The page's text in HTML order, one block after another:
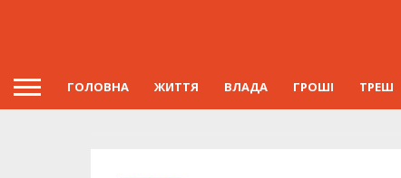
ГОЛОВНА ЖИТТЯ ВЛАДА ГРОШІ ТРЕШ